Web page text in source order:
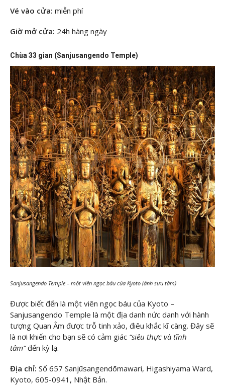
Vé vào cửa: miễn phí
Giờ mở cửa: 24h hàng ngày
Chùa 33 gian (Sanjusangendo Temple)
Sanjusangendo Temple – một viên ngọc báu của Kyoto (ảnh sưu tầm)
Được biết đến là một viên ngọc báu của Kyoto –
Sanjusangendo Temple là một địa danh nức danh với hành
tượng Quan Âm được trỗ tinh xảo, điêu khắc kĩ càng. Đây sẽ
là nơi khiến cho bạn sẽ có cảm giác “siêu thực và tĩnh
tâm” đến kỳ lạ.
Địa chỉ: Số 657 Sanjūsangendōmawari, Higashiyama Ward,
Kyoto, 605-0941, Nhật Bản.